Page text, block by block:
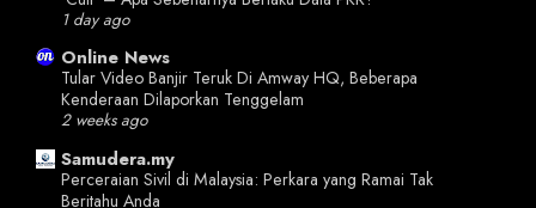
1 day ago
Online News
Tular Video Banjir Teruk Di Amway HQ, Beberapa
Kenderaan Dilaporkan Tenggelam
2 weeks ago
Samudera.my
Perceraian Sivil di Malaysia: Perkara yang Ramai Tak
Beritahu Anda